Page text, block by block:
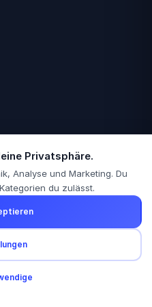
Anfrage?
uns innerhalb von 24h.
Privatsphäre.
Analyse und Marketing. Du
du zulässt.